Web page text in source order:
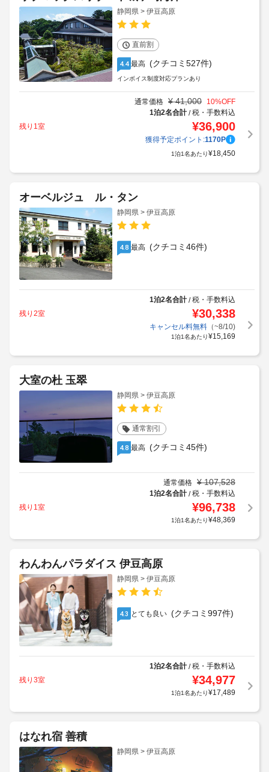
静岡県 > 伊豆高原
直前割
4.4 最高 (クチコミ527件)
インボイス制度対応プランあり
通常価格 ¥ 41,000 10%OFF
1泊2名合計/税・手数料込
残り1室
¥36,900
獲得予定ポイント:1170P
1泊1名あたり¥18,450
オーベルジュ ル・タン
静岡県 > 伊豆高原
4.8 最高 (クチコミ46件)
1泊2名合計/税・手数料込
残り2室
¥30,338
キャンセル料無料（~8/10)
1泊1名あたり¥15,169
大室の杜 玉翠
静岡県 > 伊豆高原
通常割引
4.8 最高 (クチコミ45件)
通常価格 ¥ 107,528
1泊2名合計/税・手数料込
残り1室
¥96,738
1泊1名あたり¥48,369
わんわんパラダイス 伊豆高原
静岡県 > 伊豆高原
4.3 とても良い (クチコミ997件)
1泊2名合計/税・手数料込
残り3室
¥34,977
1泊1名あたり¥17,489
はなれ宿 善積
静岡県 > 伊豆高原